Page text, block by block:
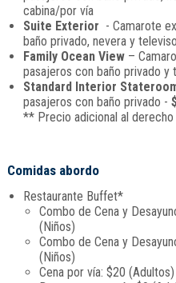
cabina/por vía
Suite Exterior - Camarote
baño privado, nevera y
Family Ocean View–
pasajeros con baño privado y
Standard Interior
pasajeros con baño privado -
** Precio adicional al
Comidas abordo
Restaurante Buffet*
Combo de Cena y
(Niños)
Combo de Cena y
(Niños)
Cena por vía: $20